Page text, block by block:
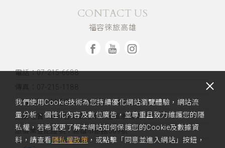
CONTACT US
福容徠旅高雄
電話：07-215-6688
傳真：07-215-1188
客服信箱：kh@fullon-poshtels.com.tw
飯店位置：801台灣高雄市前金區永恆街3號
旅宿業登記證號：高雄市旅館569號
我們使用Cookie技術為您持續優化網站瀏覽體驗，網站流
量分析、個性化內容及數位廣告，並尊重且致力維護您的隱
私權，若希望更了解本網站如何保護您的Cookie及數據資
料，請查看 隱私權政策 ，或點擊「同意並進入網站」按鈕，